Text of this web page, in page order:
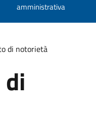
amministrativa
di notorietà